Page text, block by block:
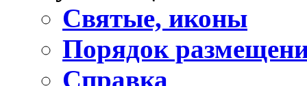
Святые, иконы
Порядок
Справка